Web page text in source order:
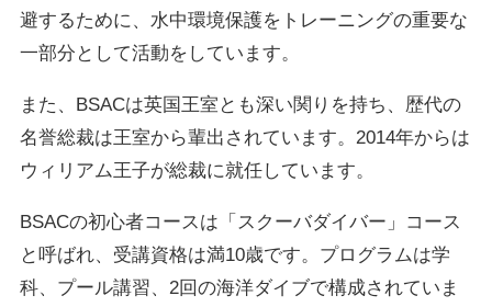
避するために、水中環境保護をトレーニングの重要な
一部分として活動をしています。
また、BSACは英国王室とも深い関りを持ち、歴代の
名誉総裁は王室から輩出されています。2014年からは
ウィリアム王子が総裁に就任しています。
BSACの初心者コースは「スクーバダイバー」コース
と呼ばれ、受講資格は満10歳です。プログラムは学
科、プール講習、2回の海洋ダイブで構成されていま